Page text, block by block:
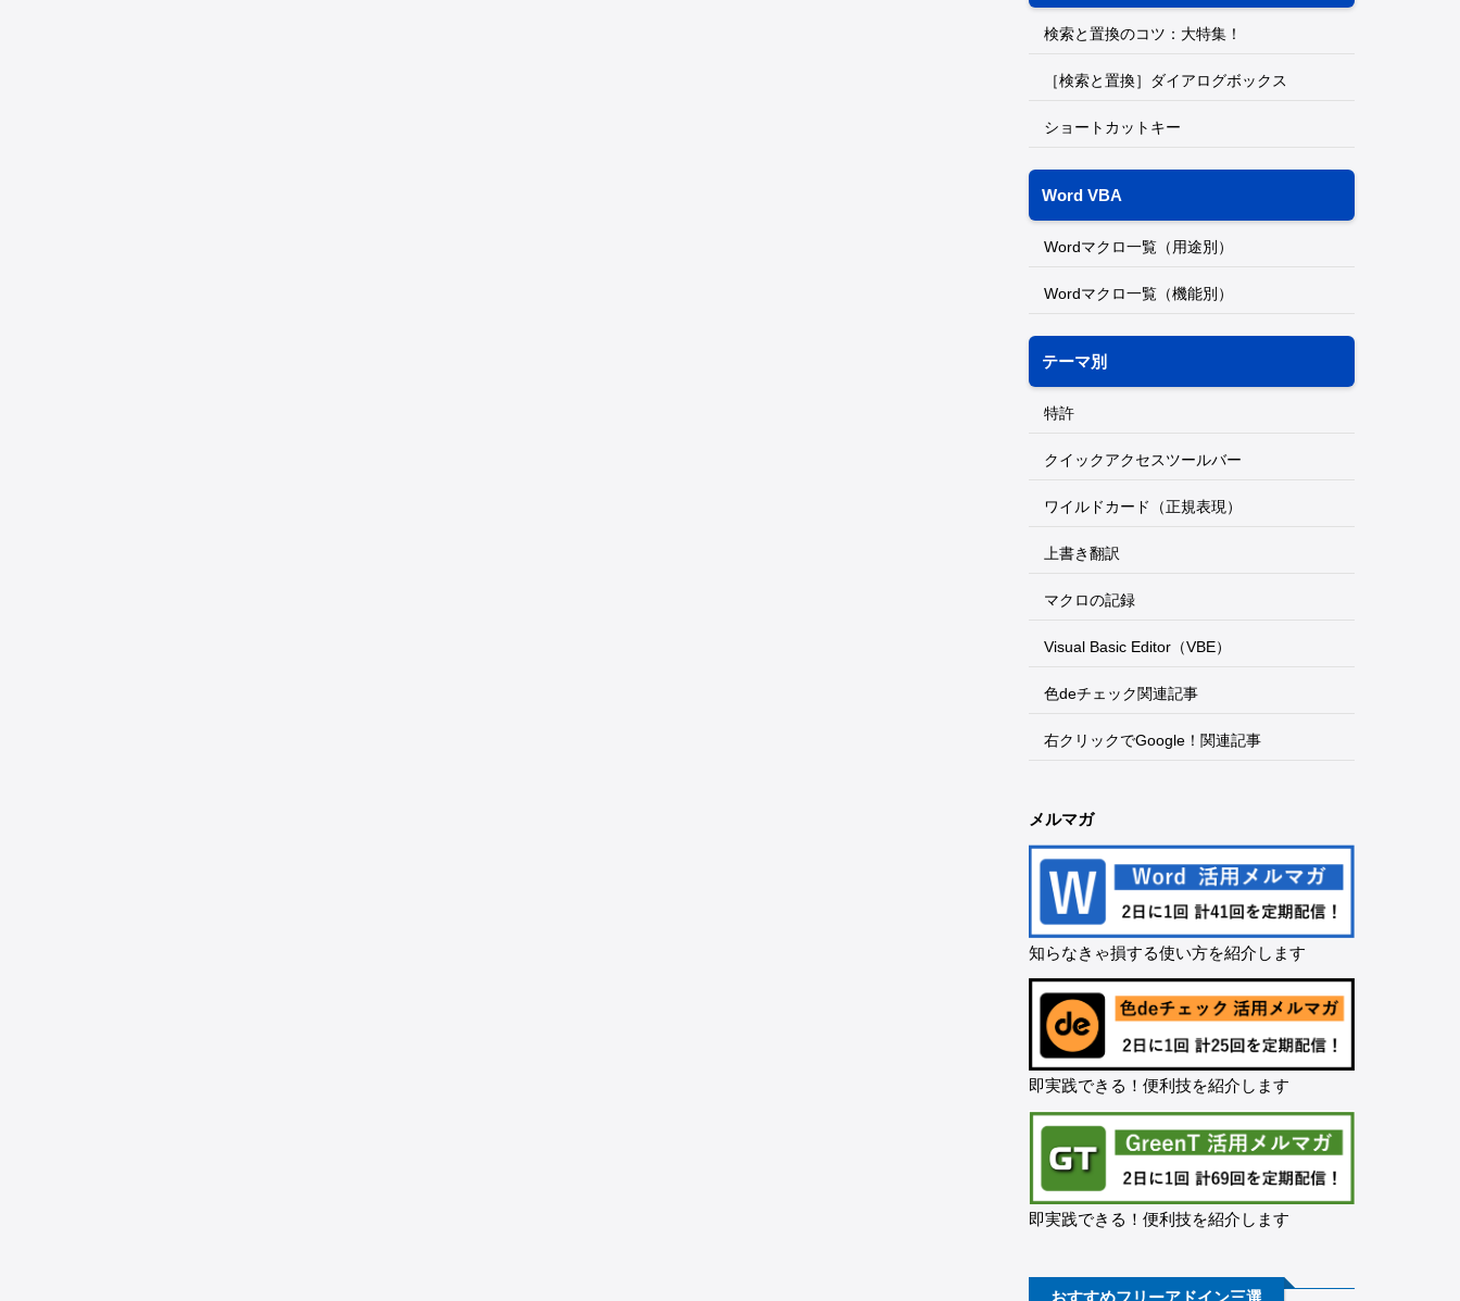
検索と置換のコツ：大特集！
［検索と置換］ダイアログボックス
ショートカットキー
Word VBA
Wordマクロ一覧（用途別）
Wordマクロ一覧（機能別）
テーマ別
特許
クイックアクセスツールバー
ワイルドカード（正規表現）
上書き翻訳
マクロの記録
Visual Basic Editor（VBE）
色deチェック関連記事
右クリックでGoogle！関連記事
メルマガ
知らなきゃ損する使い方を紹介します
即実践できる！便利技を紹介します
即実践できる！便利技を紹介します
おすすめフリーアドイン三選